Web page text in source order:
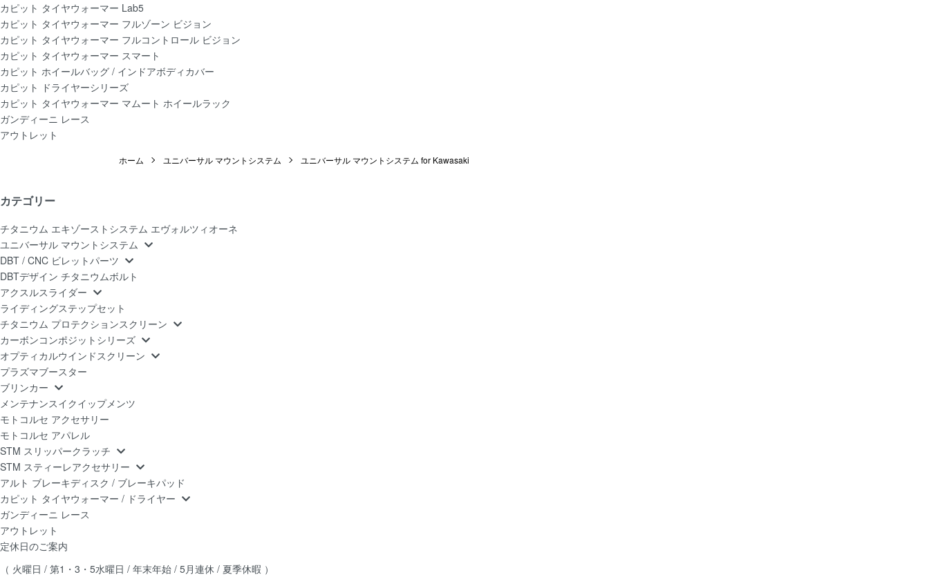
カピット タイヤウォーマー Lab5
カピット タイヤウォーマー フルゾーン ビジョン
カピット タイヤウォーマー フルコントロール ビジョン
カピット タイヤウォーマー スマート
カピット ホイールバッグ / インドアボディカバー
カピット ドライヤーシリーズ
カピット タイヤウォーマー マムート ホイールラック
ガンディーニ レース
アウトレット
ホーム ユニバーサル マウントシステム ユニバーサル マウントシステム for Kawasaki
カテゴリー
チタニウム エキゾーストシステム エヴォルツィオーネ
ユニバーサル マウントシステム
DBT / CNC ビレットパーツ
DBTデザイン チタニウムボルト
アクスルスライダー
ライディングステップセット
チタニウム プロテクションスクリーン
カーボンコンポジットシリーズ
オプティカルウインドスクリーン
プラズマブースター
ブリンカー
メンテナンスイクイップメンツ
モトコルセ アクセサリー
モトコルセ アパレル
STM スリッパークラッチ
STM スティーレアクセサリー
アルト ブレーキディスク / ブレーキパッド
カピット タイヤウォーマー / ドライヤー
ガンディーニ レース
アウトレット
定休日のご案内
（ 火曜日 / 第1・3・5水曜日 / 年末年始 / 5月連休 / 夏季休暇 ）